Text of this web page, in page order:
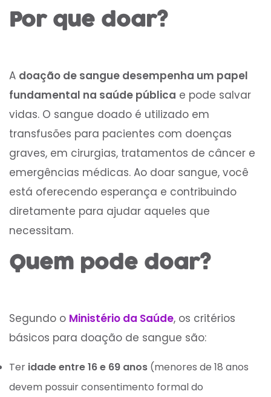
Por que doar?
A doação de sangue desempenha um papel
fundamental na saúde pública e pode salvar
vidas. O sangue doado é utilizado em
transfusões para pacientes com doenças
graves, em cirurgias, tratamentos de câncer e
emergências médicas. Ao doar sangue, você
está oferecendo esperança e contribuindo
diretamente para ajudar aqueles que
necessitam.
Quem pode doar?
Segundo o Ministério da Saúde, os critérios
básicos para doação de sangue são:
Ter idade entre 16 e 69 anos (menores de 18 anos
devem possuir consentimento formal do